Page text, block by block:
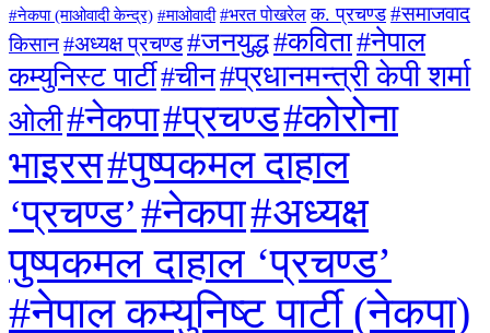
#नेकपा (माओवादी केन्द्र) #माओवादी #भरत पोखरेल क. प्रचण्ड #समाजवाद
किसान#अध्यक्ष प्रचण्ड#जनयुद्ध#कविता#नेपाल
कम्युनिस्ट पार्टी#चीन#प्रधानमन्त्री केपी शर्मा
ओली#नेकपा#प्रचण्ड#कोरोना
भाइरस#पुष्पकमल दाहाल
‘प्रचण्ड’#नेकपा#अध्यक्ष
पुष्पकमल दाहाल ‘प्रचण्ड’
#नेपाल कम्युनिष्ट पार्टी (नेकपा)